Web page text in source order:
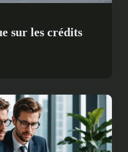
sur les crédits